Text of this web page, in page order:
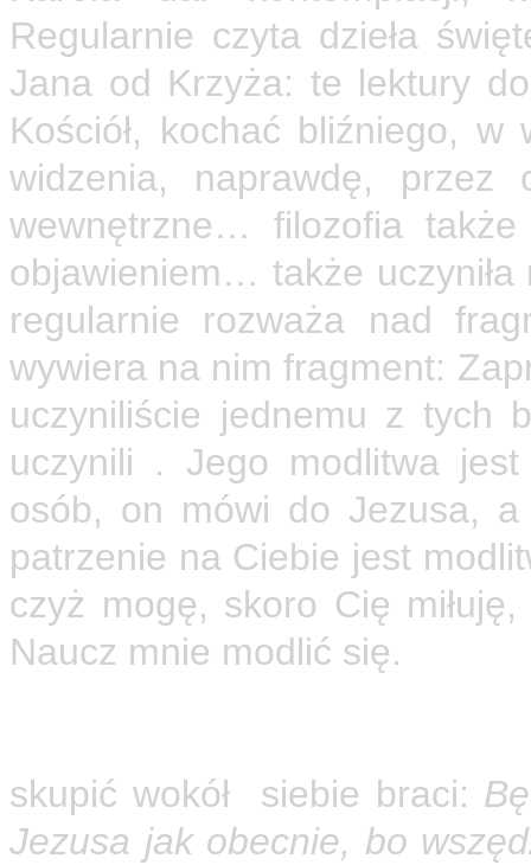
Regularnie czyta dzieła
Jana od Krzyża: te lektury
Kościół, kochać bliźniego,
widzenia, naprawdę, przez
wewnętrzne… filozofia
objawieniem… także
regularnie rozważa nad
wywiera na nim fragment:
uczyniliście jednemu z tych
uczynili . Jego modlitwa
osób, on mówi do Jezusa,
patrzenie na Ciebie jest
czyż mogę, skoro Cię
Naucz mnie modlić się.
skupić wokół siebie braci:
Jezusa jak obecnie, bo